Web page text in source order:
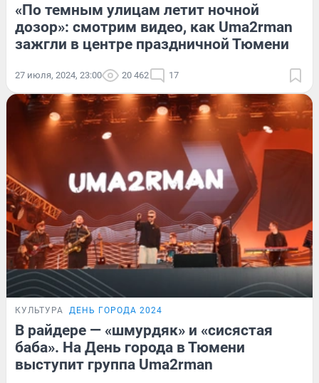
«По темным улицам летит ночной
дозор»: смотрим видео, как Uma2rman
зажгли в центре праздничной Тюмени
27 июля, 2024, 23:00 20 462 17
КУЛЬТУРА ДЕНЬ ГОРОДА 2024
В райдере — «шмурдяк» и «сисястая
баба». На День города в Тюмени
выступит группа Uma2rman